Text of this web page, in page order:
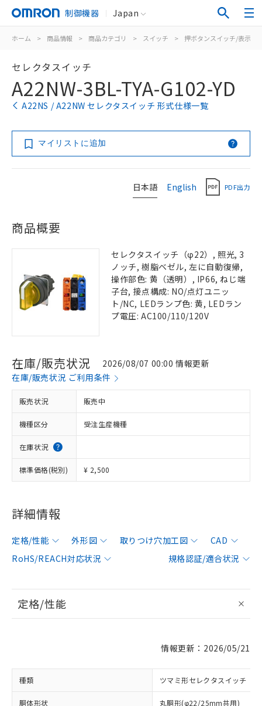
制御機器 Japan
ホーム > 商品情報 > 商品カテゴリ > スイッチ > 押ボタンスイッチ/表示灯
セレクタスイッチ
A22NW-3BL-TYA-G102-YD
A22NS / A22NW セレクタスイッチ 形式仕様一覧
マイリストに追加
日本語 English PDF出力
商品概要
セレクタスイッチ（φ22）, 照光, 3
ノッチ, 樹脂ベゼル, 左に自動復帰,
操作部色: 黄（透明）, IP66, ねじ端
子台, 接点構成: NO/点灯ユニッ
ト/NC, LEDランプ色: 黄, LEDラン
プ電圧: AC100/110/120V
在庫/販売状況
2026/08/07 00:00 情報更新
在庫/販売状況 ご利用条件
販売状況 販売中
機種区分 受注生産機種
在庫状況
標準価格(税別) ¥ 2,500
詳細情報
定格/性能 外形図 取りつけ穴加工図
CAD
RoHS/REACH対応状況
規格認証/適合状況
定格/性能
情報更新：2026/05/21
種類 ツマミ形セレクタスイッチ
胴体形状 丸胴形(φ22/25mm共用)